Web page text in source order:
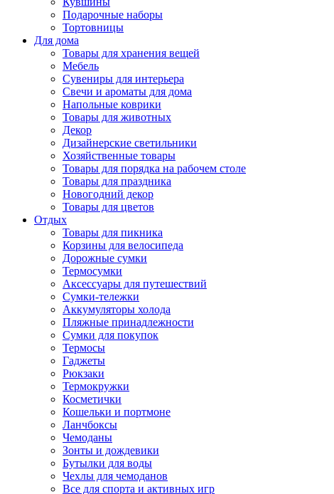
Подарочные наборы
Тортовницы
Для дома
Товары для хранения вещей
Мебель
Сувениры для интерьера
Свечи и ароматы для дома
Напольные коврики
Товары для животных
Декор
Дизайнерские светильники
Хозяйственные товары
Товары для порядка на рабочем столе
Товары для праздника
Новогодний декор
Товары для цветов
Отдых
Товары для пикника
Корзины для велосипеда
Дорожные сумки
Термосумки
Аксессуары для путешествий
Сумки-тележки
Аккумуляторы холода
Пляжные принадлежности
Сумки для покупок
Термосы
Гаджеты
Рюкзаки
Термокружки
Косметички
Кошельки и портмоне
Ланчбоксы
Чемоданы
Зонты и дождевики
Бутылки для воды
Чехлы для чемоданов
Все для спорта и активных игр